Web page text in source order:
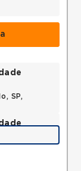
SP,
03117000 •